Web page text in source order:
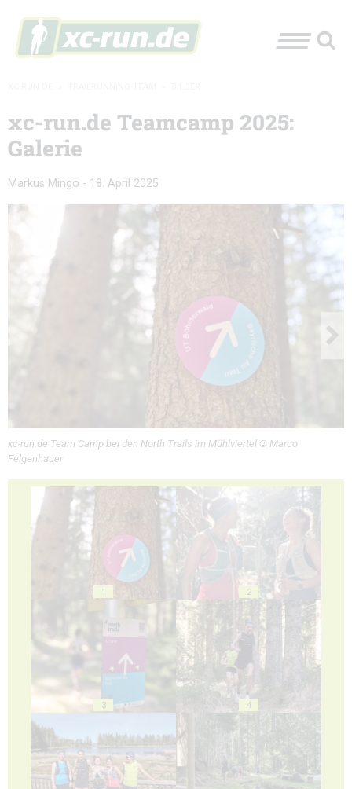
xc-run.de Teamcamp 2025:
Galerie
Markus Mingo - 18. April 2025
xc-run.de Team Camp bei den North Trails im Mühlviertel © Marco
Felgenhauer
1 2
3 4